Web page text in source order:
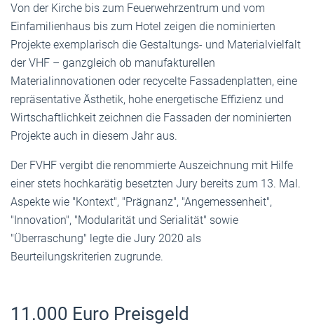
Von der Kirche bis zum Feuerwehrzentrum und vom
Einfamilienhaus bis zum Hotel zeigen die nominierten
Projekte exemplarisch die Gestaltungs- und Materialvielfalt
der VHF – ganzgleich ob manufakturellen
Materialinnovationen oder recycelte Fassadenplatten, eine
repräsentative Ästhetik, hohe energetische Effizienz und
Wirtschaftlichkeit zeichnen die Fassaden der nominierten
Projekte auch in diesem Jahr aus.
Der FVHF vergibt die renommierte Auszeichnung mit Hilfe
einer stets hochkarätig besetzten Jury bereits zum 13. Mal.
Aspekte wie "Kontext", "Prägnanz", "Angemessenheit",
"Innovation", "Modularität und Serialität" sowie
"Überraschung" legte die Jury 2020 als
Beurteilungskriterien zugrunde.
11.000 Euro Preisgeld